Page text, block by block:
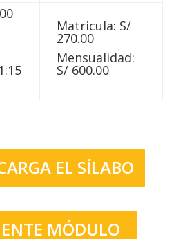
Matricula: S/
270.00
Mensualidad:
S/ 600.00
EL SÍLABO
MÓDULO